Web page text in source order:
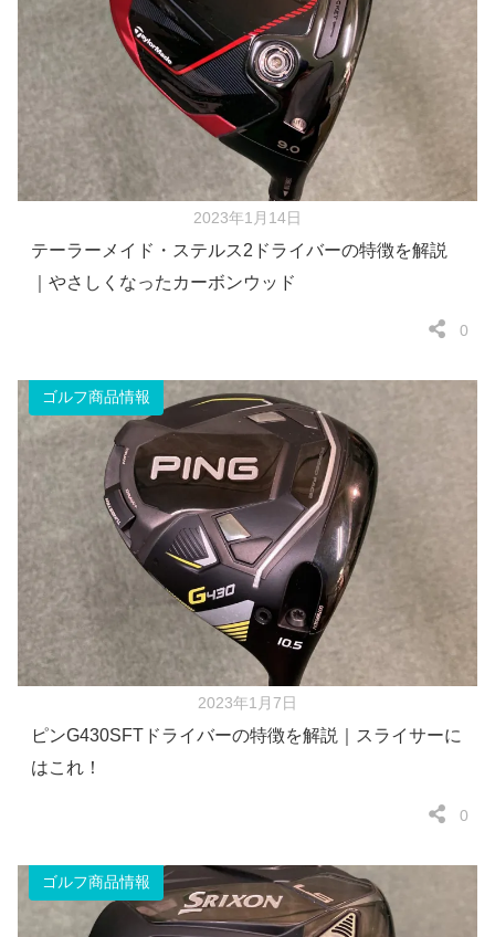
2023年1月14日
テーラーメイド・ステルス2ドライバーの特徴を解説
｜やさしくなったカーボンウッド
0
ゴルフ商品情報
2023年1月7日
ピンG430SFTドライバーの特徴を解説｜スライサーに
はこれ！
0
ゴルフ商品情報